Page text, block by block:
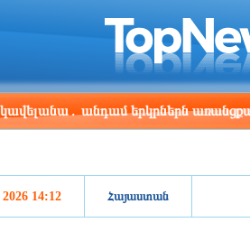
Los Angeles
21:37
Beijing
12:37
անդամ երկրներն առանցքային
2026 14:12 Հայաստան